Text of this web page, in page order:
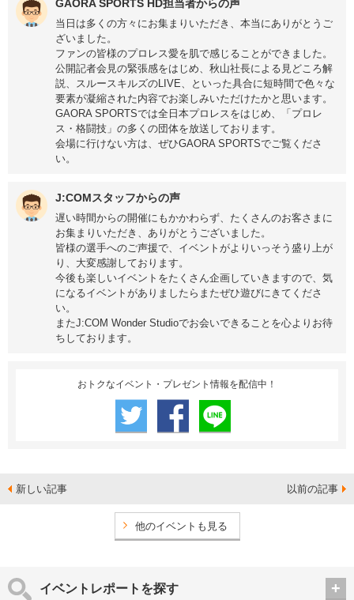
GAORA SPORTS HD担当者からの声
当日は多くの方々にお集まりいただき、本当にありがとうご
ざいました。
ファンの皆様のプロレス愛を肌で感じることができました。
公開記者会見の緊張感をはじめ、秋山社長による見どころ解
説、スルースキルズのLIVE、といった具合に短時間で色々な
要素が凝縮された内容でお楽しみいただけたかと思います。
GAORA SPORTSでは全日本プロレスをはじめ、「プロレ
ス・格闘技」の多くの団体を放送しております。
会場に行けない方は、ぜひGAORA SPORTSでご覧くださ
い。
J:COMスタッフからの声
遅い時間からの開催にもかかわらず、たくさんのお客さまに
お集まりいただき、ありがとうございました。
皆様の選手へのご声援で、イベントがよりいっそう盛り上が
り、大変感謝しております。
今後も楽しいイベントをたくさん企画していきますので、気
になるイベントがありましたらまたぜひ遊びにきてくださ
い。
またJ:COM Wonder Studioでお会いできることを心よりお待
ちしております。
おトクなイベント・プレゼント情報を配信中！
新しい記事 以前の記事
他のイベントも見る
イベントレポートを探す